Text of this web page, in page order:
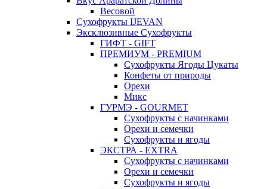
Весовой
Сухофрукты IJEVAN
Эксклюзивные Сухофрукты
ГИФТ - GIFT
ПРЕМИУМ - PREMIUM
Сухофрукты Ягоды Цукаты
Конфеты от природы
Орехи
Микс
ГУРМЭ - GOURMET
Сухофрукты с начинками
Орехи и семечки
Сухофрукты и ягоды
ЭКСТРА - EXTRA
Сухофрукты с начинками
Орехи и семечки
Сухофрукты и ягоды